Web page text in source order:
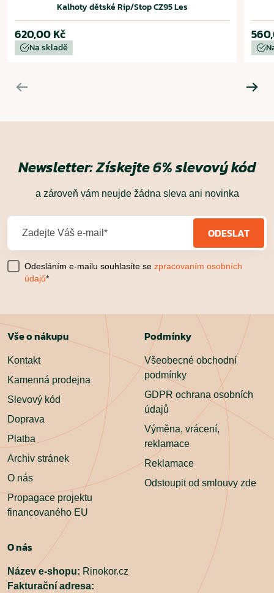
Kalhoty dětské Rip/Stop CZ95 Les
620,00 Kč
Na skladě
Newsletter:Získejte 6% slevový kód
a zároveň vám neujde žádna sleva ani novinka
Zadejte Váš e-mail* ODESLAT
Odesláním e-mailu souhlasíte se zpracovaním osobních
údajů*
Vše o nákupu
Kontakt
Kamenná prodejna
Slevový kód
Doprava
Platba
Archiv stránek
O nás
Propagace projektu
financovaného EU
Podmínky
Všeobecné obchodní
podmínky
GDPR ochrana osobních
údajů
Výměna, vrácení,
reklamace
Reklamace
Odstoupit od smlouvy zde
O nás
Název e-shopu: Rinokor.cz
Fakturační adresa: